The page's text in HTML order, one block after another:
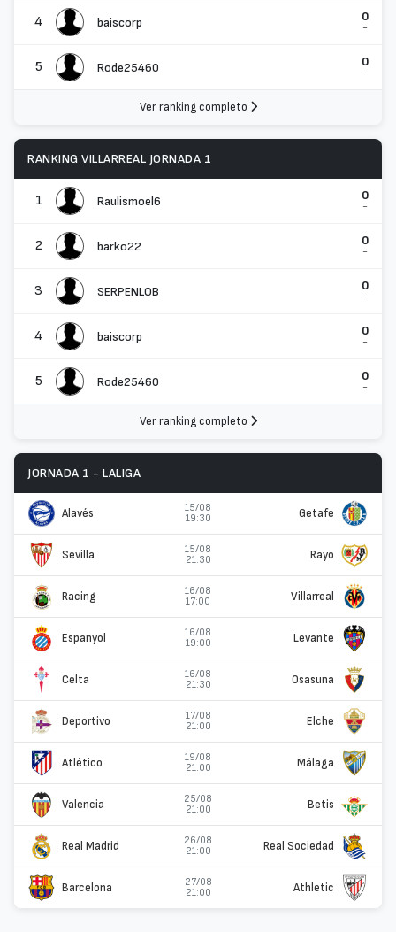
4 baiscorp 0
-
5 Rode25460 0
-
Ver ranking completo
RANKING VILLARREAL JORNADA 1
1 Raulismoel6 0
-
2 barko22 0
-
3 SERPENLOB 0
-
4 baiscorp 0
-
5 Rode25460 0
-
Ver ranking completo
JORNADA 1 - LALIGA
Alavés
15/08
19:30
Getafe
Sevilla
15/08
21:30
Rayo
Racing
16/08
17:00
Villarreal
Espanyol
16/08
19:00
Levante
Celta
16/08
21:30
Osasuna
Deportivo
17/08
21:00
Elche
Atlético
19/08
21:00
Málaga
Valencia
25/08
21:00
Betis
Real Madrid
26/08
21:00
Real Sociedad
Barcelona
27/08
21:00
Athletic